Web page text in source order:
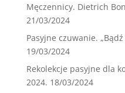
Męczennicy. Dietrich
21/03/2024
Pasyjne czuwanie.
19/03/2024
Rekolekcje pasyjne dla
2024. 18/03/2024